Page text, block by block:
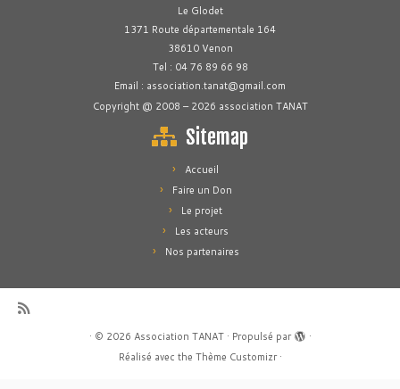
Le Glodet
1371 Route départementale 164
38610 Venon
Tel : 04 76 89 66 98
Email : association.tanat@gmail.com
Copyright @ 2008 – 2026 association TANAT
Sitemap
Accueil
Faire un Don
Le projet
Les acteurs
Nos partenaires
· © 2026 Association TANAT· Propulsé par
·
Réalisé avec the Thème Customizr·